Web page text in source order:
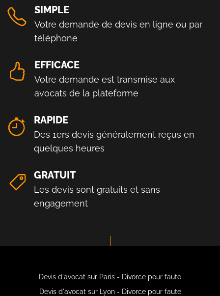
SIMPLE
Votre demande de devis en ligne ou par
téléphone
EFFICACE
Votre demande est transmise aux
avocats de la plateforme
RAPIDE
Des 1ers devis généralement reçus en
quelques heures
GRATUIT
Les devis sont gratuits et sans
engagement
Devis d'avocat sur Paris - Divorce pour faute
Devis d'avocat sur Lyon - Divorce pour faute